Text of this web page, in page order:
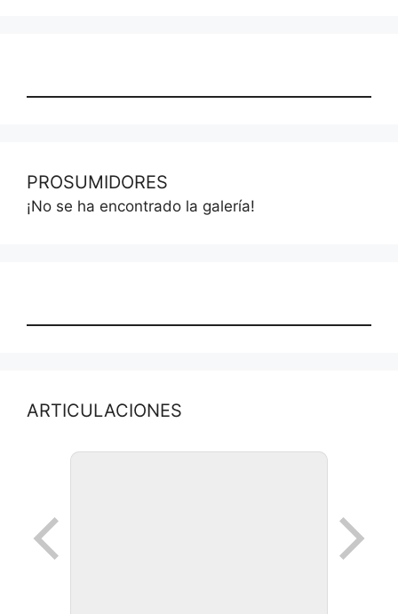
PROSUMIDORES
¡No se ha encontrado la galería!
ARTICULACIONES